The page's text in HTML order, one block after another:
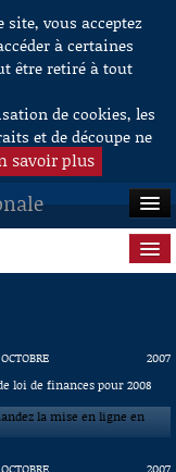
vous acceptez
à certaines
être retiré à tout
de cookies, les
et de découpe ne
savoir plus
OCTOBRE
2007
loi de finances pour 2008
la mise en ligne en